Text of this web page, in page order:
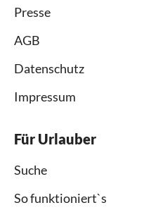
Presse
AGB
Datenschutz
Impressum
Für Urlauber
Suche
So funktioniert`s